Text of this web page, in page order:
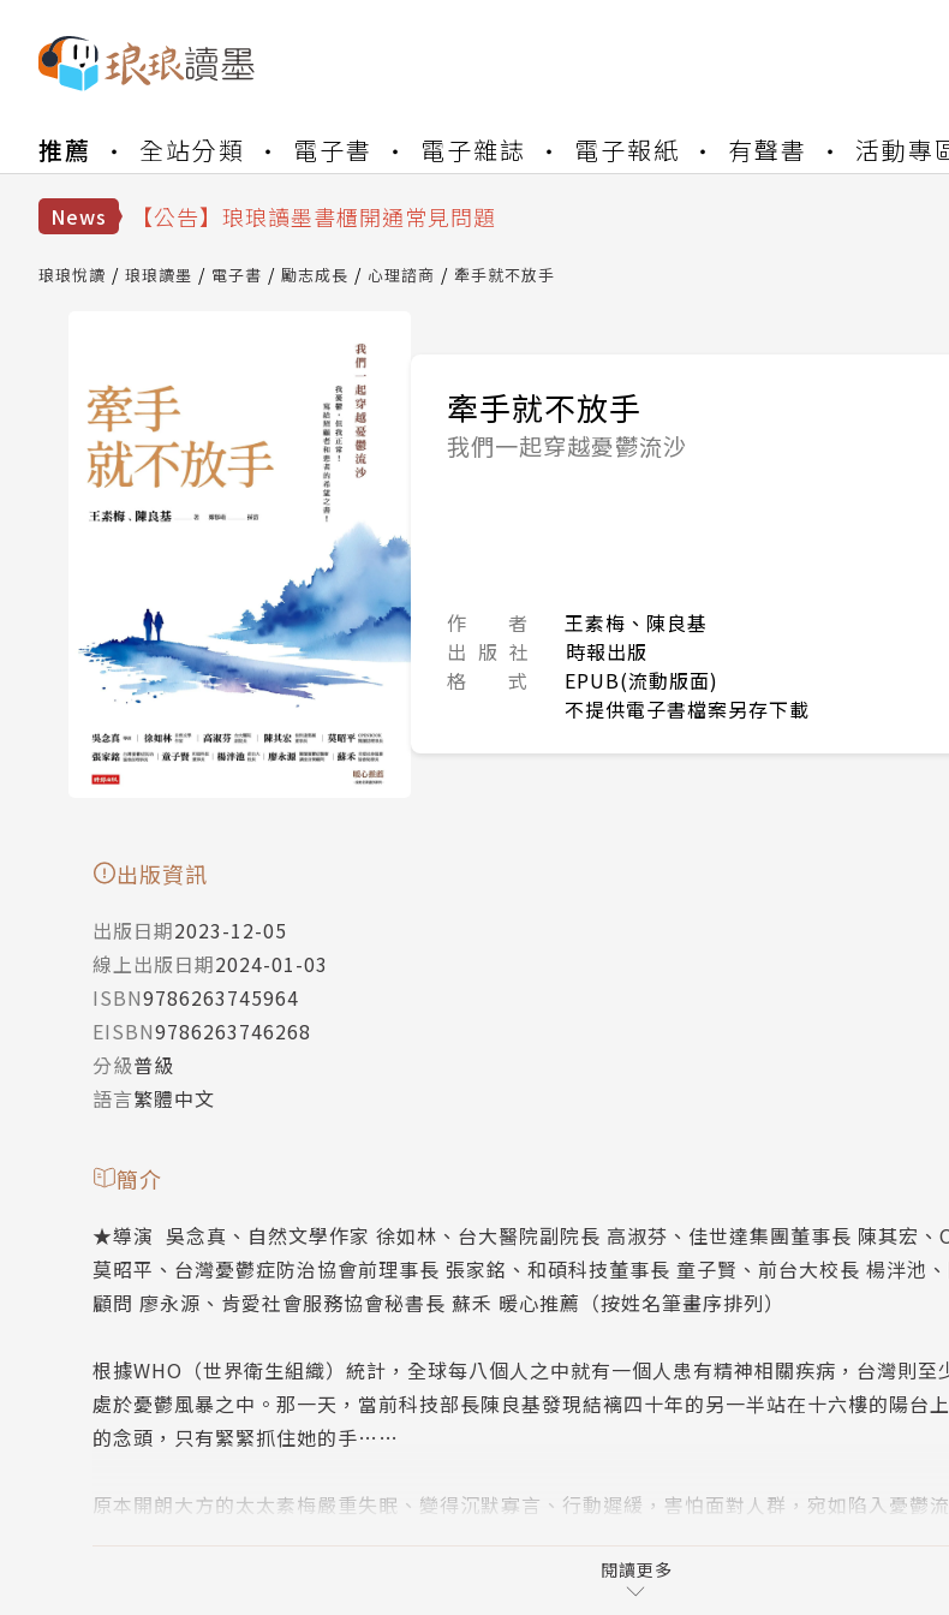
推薦 全站分類 電子書 電子雜誌 電子報紙 有聲書 活動專
News
【公告】因 Readmoo 讀墨系統維護中，本站同步暫停部分閱讀服務
【公告】琅琅讀墨書櫃開通常見問題
【公告】琅琅書店服務升級重要說明及資產合併結果查詢
琅琅悅讀 琅琅讀墨 電子書 勵志成長 心理諮商 牽手就不放手
牽手就不放手
我們一起穿越憂鬱流沙
作 者
王素梅、陳良基
出 版 社
時報出版
格 式
EPUB(流動版面)
不提供電子書檔案另存下載
出版資訊
出版日期2023-12-05
線上出版日期2024-01-03
ISBN9786263745964
EISBN9786263746268
分級普級
語言繁體中文
簡介
★導演 吳念真、自然文學作家 徐如林、台大醫院副院長 高淑芬、佳世達集團董事長 陳其宏、
莫昭平、台灣憂鬱症防治協會前理事長 張家銘、和碩科技董事長 童子賢、前台大校長 楊泮池
顧問 廖永源、肯愛社會服務協會秘書長 蘇禾 暖心推薦（按姓名筆畫序排列）
根據WHO（世界衛生組織）統計，全球每八個人之中就有一個人患有精神相關疾病，台灣則至
處於憂鬱風暴之中。那一天，當前科技部長陳良基發現結褵四十年的另一半站在十六樓的陽台
的念頭，只有緊緊抓住她的手……
原本開朗大方的太太素梅嚴重失眠、變得沉默寡言、行動遲緩，害怕面對人群，宛如陷入憂鬱
閱讀更多